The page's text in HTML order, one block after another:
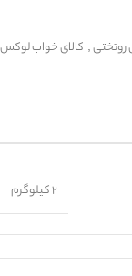
, کالای خواب لوکس
2 کیلوگرم